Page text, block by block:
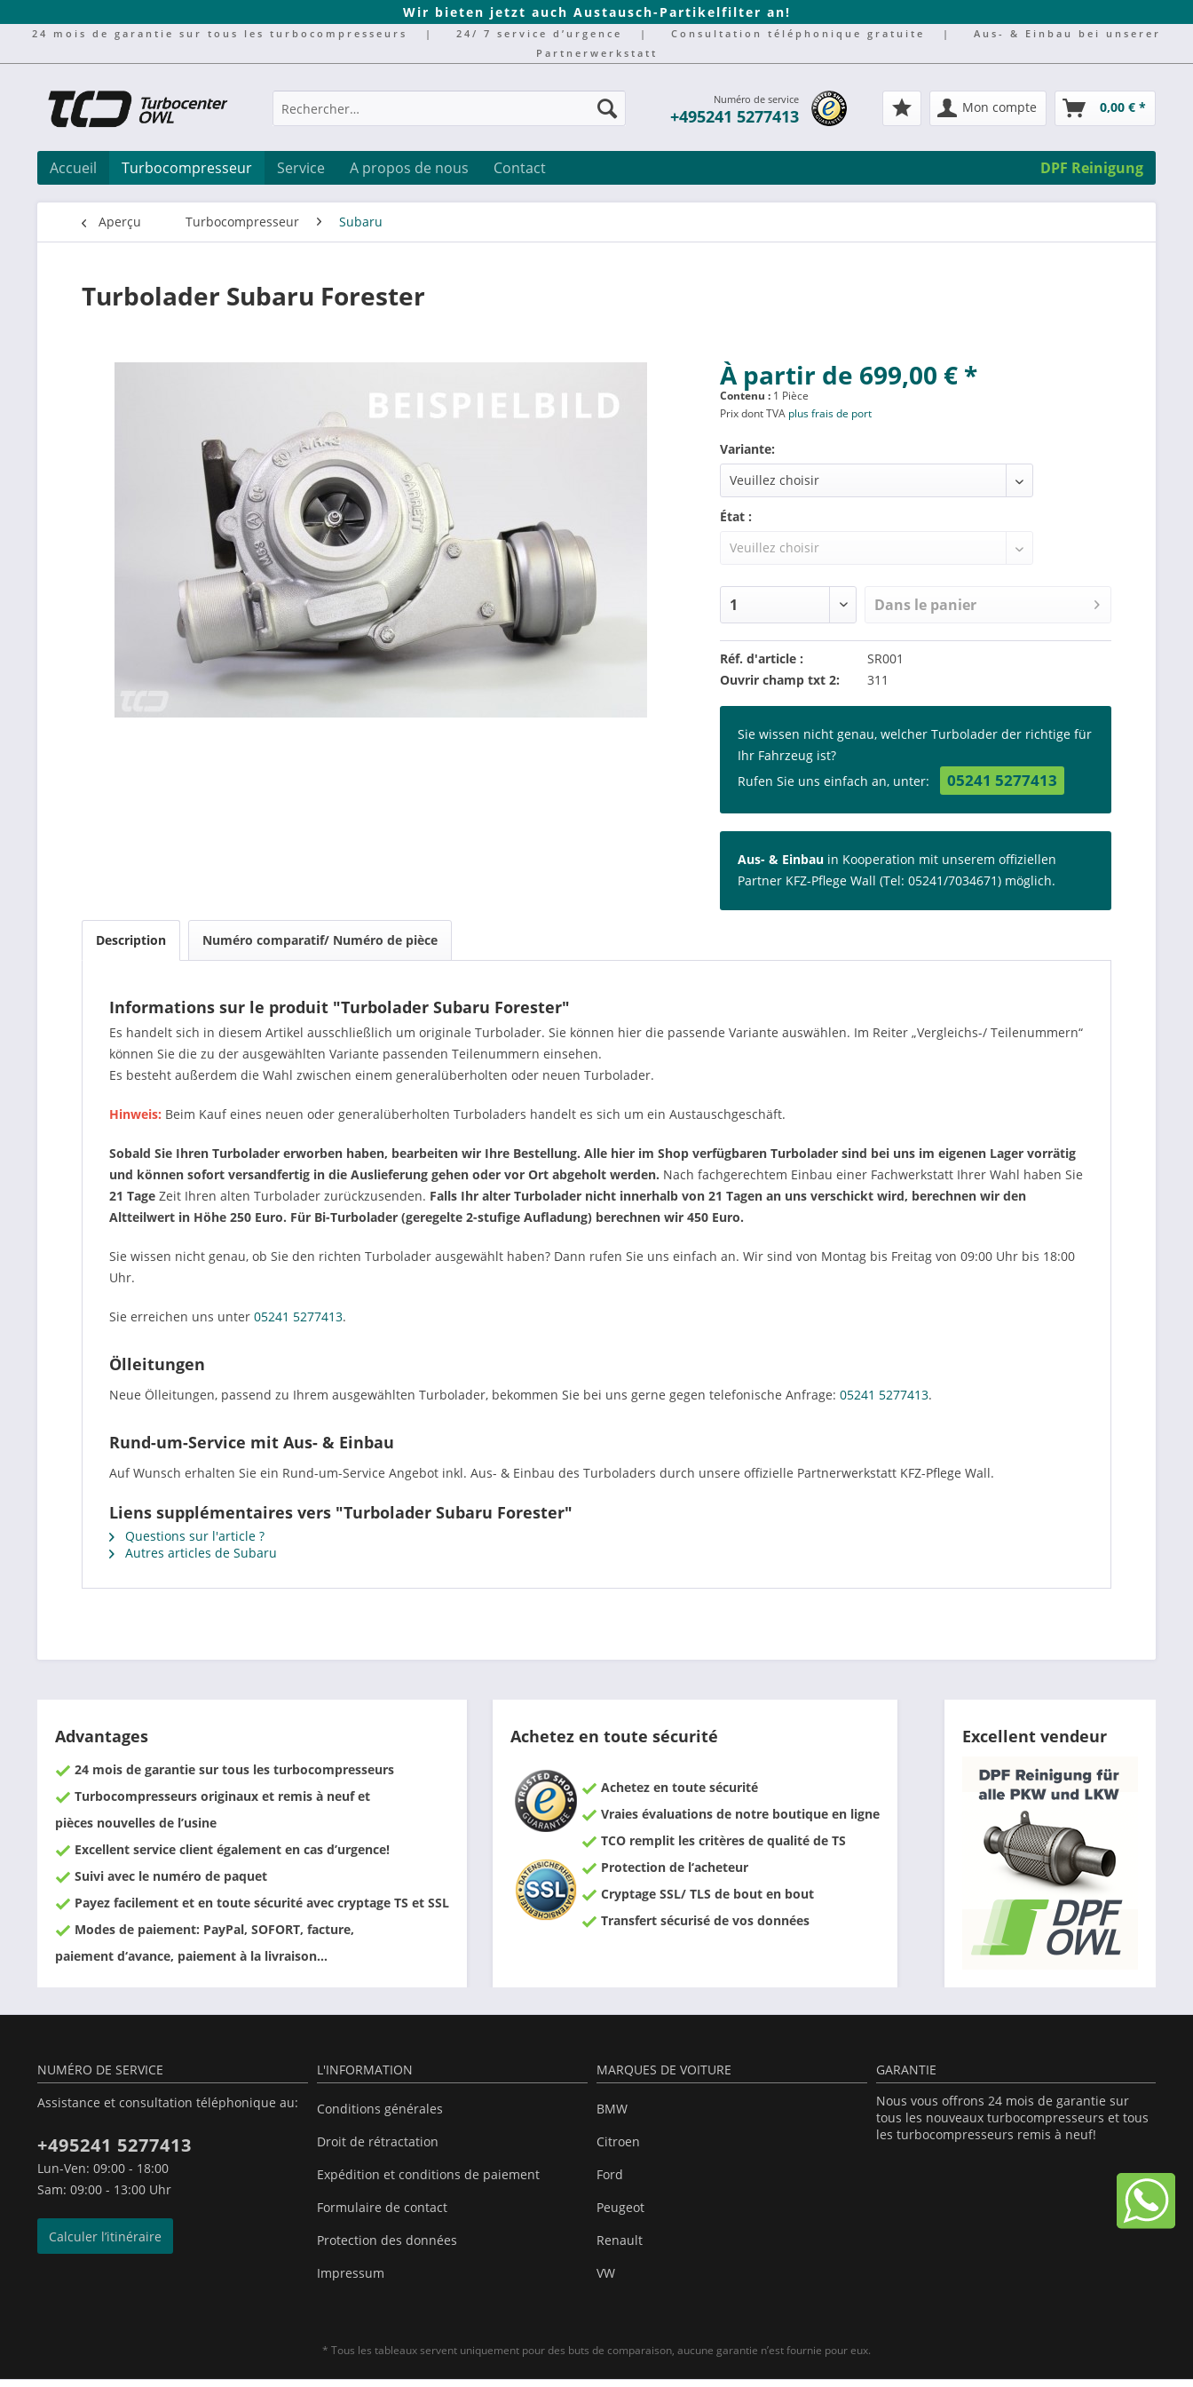
Wir bieten jetzt auch Austausch-Partikelfilter an!
24 mois de garantie sur tous les turbocompresseurs | 24/ 7 service d’urgence | Consultation téléphonique gratuite |
Aus- & Einbau bei unserer
Partnerwerkstatt
Numéro de service
+495241 5277413 Mon compte 0,00 € *
Accueil Turbocompresseur Service A propos de nous Contact DPF Reinigung
Aperçu Turbocompresseur Subaru
Turbolader Subaru Forester
À partir de 699,00 € *
Contenu : 1 Pièce
Prix dont TVA plus frais de port
Variante:
État :
Dans le panier
Réf. d'article :
SR001
Ouvrir champ txt 2:
311
Sie wissen nicht genau, welcher Turbolader der richtige für
Ihr Fahrzeug ist?
Rufen Sie uns einfach an, unter:
05241 5277413
Aus- & Einbau in Kooperation mit unserem offiziellen
Partner KFZ-Pflege Wall (Tel: 05241/7034671) möglich.
Description Numéro comparatif/ Numéro de pièce
Informations sur le produit "Turbolader Subaru Forester"
Es handelt sich in diesem Artikel ausschließlich um originale Turbolader. Sie können hier die passende Variante auswählen. Im Reiter „Vergleichs-/ Teilenummern“
können Sie die zu der ausgewählten Variante passenden Teilenummern einsehen.
Es besteht außerdem die Wahl zwischen einem generalüberholten oder neuen Turbolader.
Hinweis: Beim Kauf eines neuen oder generalüberholten Turboladers handelt es sich um ein Austauschgeschäft.
Sobald Sie Ihren Turbolader erworben haben, bearbeiten wir Ihre Bestellung. Alle hier im Shop verfügbaren Turbolader sind bei uns im eigenen Lager vorrätig
und können sofort versandfertig in die Auslieferung gehen oder vor Ort abgeholt werden. Nach fachgerechtem Einbau einer Fachwerkstatt Ihrer Wahl haben Sie
21 Tage Zeit Ihren alten Turbolader zurückzusenden. Falls Ihr alter Turbolader nicht innerhalb von 21 Tagen an uns verschickt wird, berechnen wir den
Altteilwert in Höhe 250 Euro. Für Bi-Turbolader (geregelte 2-stufige Aufladung) berechnen wir 450 Euro.
Sie wissen nicht genau, ob Sie den richten Turbolader ausgewählt haben? Dann rufen Sie uns einfach an. Wir sind von Montag bis Freitag von 09:00 Uhr bis 18:00
Uhr.
Sie erreichen uns unter 05241 5277413.
Ölleitungen
Neue Ölleitungen, passend zu Ihrem ausgewählten Turbolader, bekommen Sie bei uns gerne gegen telefonische Anfrage: 05241 5277413.
Rund-um-Service mit Aus- & Einbau
Auf Wunsch erhalten Sie ein Rund-um-Service Angebot inkl. Aus- & Einbau des Turboladers durch unsere offizielle Partnerwerkstatt KFZ-Pflege Wall.
Liens supplémentaires vers "Turbolader Subaru Forester"
Questions sur l'article ?
Autres articles de Subaru
Advantages
24 mois de garantie sur tous les turbocompresseurs
Turbocompresseurs originaux et remis à neuf et
pièces nouvelles de l’usine
Excellent service client également en cas d’urgence!
Suivi avec le numéro de paquet
Payez facilement et en toute sécurité avec cryptage TS et SSL
Modes de paiement: PayPal, SOFORT, facture,
paiement d‘avance, paiement à la livraison…
Achetez en toute sécurité
Achetez en toute sécurité
Vraies évaluations de notre boutique en ligne
TCO remplit les critères de qualité de TS
Protection de l‘acheteur
Cryptage SSL/ TLS de bout en bout
Transfert sécurisé de vos données
Excellent vendeur
NUMÉRO DE SERVICE
Assistance et consultation téléphonique au:
+495241 5277413
Lun-Ven: 09:00 - 18:00
Sam: 09:00 - 13:00 Uhr
Calculer l’itinéraire
L'INFORMATION
Conditions générales
Droit de rétractation
Expédition et conditions de paiement
Formulaire de contact
Protection des données
Impressum
MARQUES DE VOITURE
BMW
Citroen
Ford
Peugeot
Renault
VW
GARANTIE
Nous vous offrons 24 mois de garantie sur
tous les nouveaux turbocompresseurs et tous
les turbocompresseurs remis à neuf!
* Tous les tableaux servent uniquement pour des buts de comparaison, aucune garantie n’est fournie pour eux.